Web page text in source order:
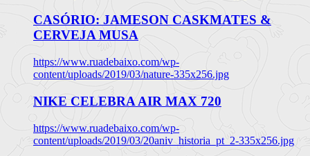
CASÓRIO: JAMESON CASKMATES &
CERVEJA MUSA
https://www.ruadebaixo.com/wp-
content/uploads/2019/03/nature-335x256.jpg
NIKE CELEBRA AIR MAX 720
https://www.ruadebaixo.com/wp-
content/uploads/2019/03/20aniv_historia_pt_2-335x256.jpg